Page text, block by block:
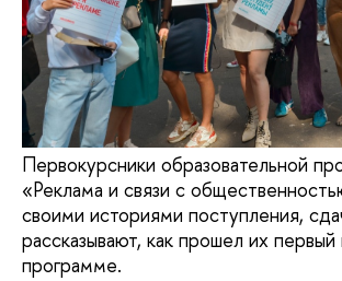
Первокурсники образовательной
«Реклама и связи с
своими историями поступления,
рассказывают, как прошел их
программе.